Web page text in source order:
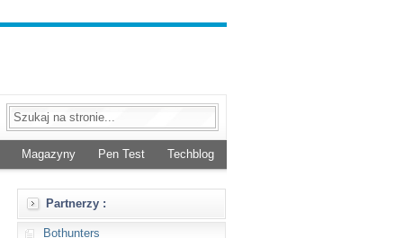
Magazyny Pen Test Techblog
Partnerzy :
Bothunters